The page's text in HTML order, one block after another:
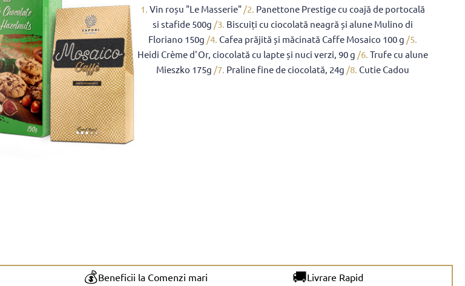
1. Vin roșu "Le Masserie" /2. Panettone Prestige cu coajă de portocală
si stafide 500g /3. Biscuiți cu ciocolată neagră și alune Mulino di
Floriano 150g /4. Cafea prăjită și măcinată Caffe Mosaico 100 g /5.
Heidi Crème d'Or, ciocolată cu lapte și nuci verzi, 90 g /6. Trufe cu alune
Mieszko 175g /7. Praline fine de ciocolată, 24g /8. Cutie Cadou
💰Beneficii la Comenzi mari 🚚Livrare Rapid